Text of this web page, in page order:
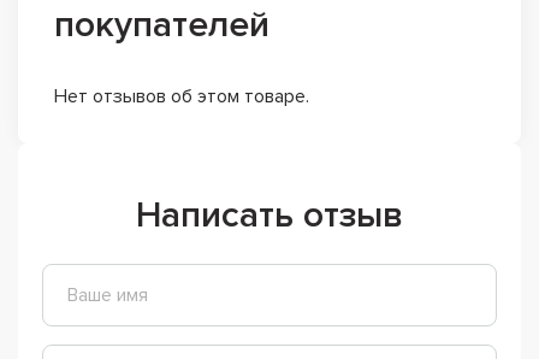
покупателей
Нет отзывов об этом товаре.
Написать отзыв